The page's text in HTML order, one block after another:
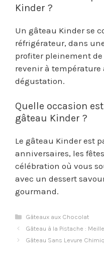
Kinder ?
Un gâteau Kinder se
réfrigérateur, dans
profiter pleinement
revenir à
dégustation.
Quelle occasion
gâteau Kinder ?
Le gâteau Kinder est
anniversaires, les
célébration où vous
avec un dessert
gourmand.
Catégories
Gâteaux aux Chocolat
Gâteau à la Pistache :
Gâteau Sans Levure